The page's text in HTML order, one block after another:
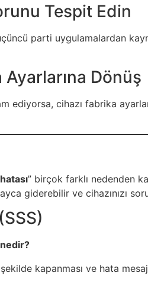
Tespit Edin
parti uygulamalardan
Dönüş
ediyorsa, cihazı fabrika
” birçok farklı nedenden
giderebilir ve cihazınızı
kapanması ve hata